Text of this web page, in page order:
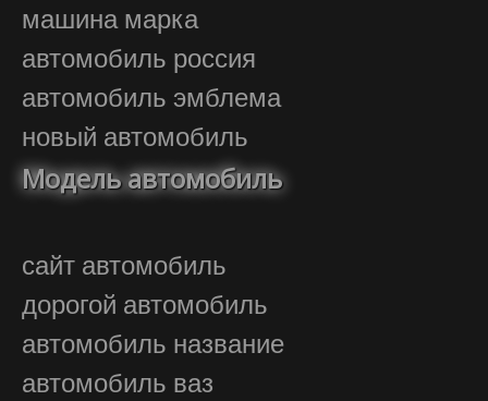
машина марка
автомобиль россия
автомобиль эмблема
новый автомобиль
Модель автомобиль
сайт автомобиль
дорогой автомобиль
автомобиль название
автомобиль ваз